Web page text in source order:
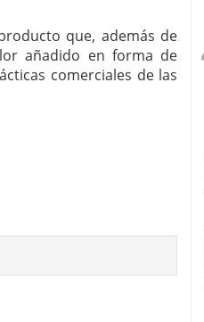
que, además de
añadido en forma de
comerciales de las